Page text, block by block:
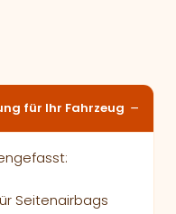
für Ihr Fahrzeug
Seitenairbags